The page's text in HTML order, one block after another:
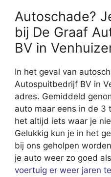
Autoschade?
bij De Graaf
BV in
In het geval van
Autospuitbedrijf BV in
adres. Gemiddeld
auto maar eens in de 3
het altijd iets waar je
Gelukkig kun je in het
bij ons geholpen
je auto weer zo goed
voertuig er weer jaren